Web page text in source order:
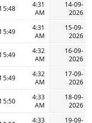
14-09-
2026
4:31
AM
5:48 AM
15-09-
2026
4:31
AM
5:49 AM
16-09-
2026
4:32
AM
5:49 AM
17-09-
2026
4:32
AM
5:49 AM
18-09-
2026
4:33
AM
5:50 AM
19-09-
4:33